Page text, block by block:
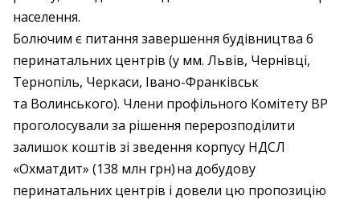
населення.
Болючим є питання завершення будівництва 6
перинатальних центрів (у мм. Львів, Чернівці,
Тернопіль, Черкаси, Івано-Франківськ
та Волинського). Члени профільного Комітету ВР
проголосували за рішення перерозподілити
залишок коштів зі зведення корпусу НДСЛ
«Охматдит» (138 млн грн) ​на добудову
перинатальних центрів і довели цю пропозицію